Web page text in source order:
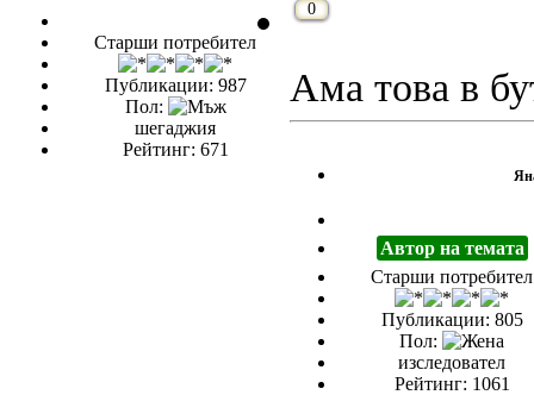
Старши потребител
Публикации: 987
Пол:
шегаджия
Рейтинг: 671
0
Ама това в
Автор на темата
Старши потребител
Публикации: 805
Пол:
изследовател
Рейтинг: 1061